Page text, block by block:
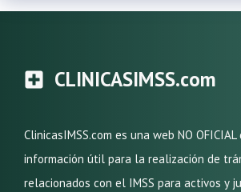
CLINICASIMSS.com
ClinicasIMSS.com es una web NO
información útil para la realización de
relacionados con el IMSS para activos y